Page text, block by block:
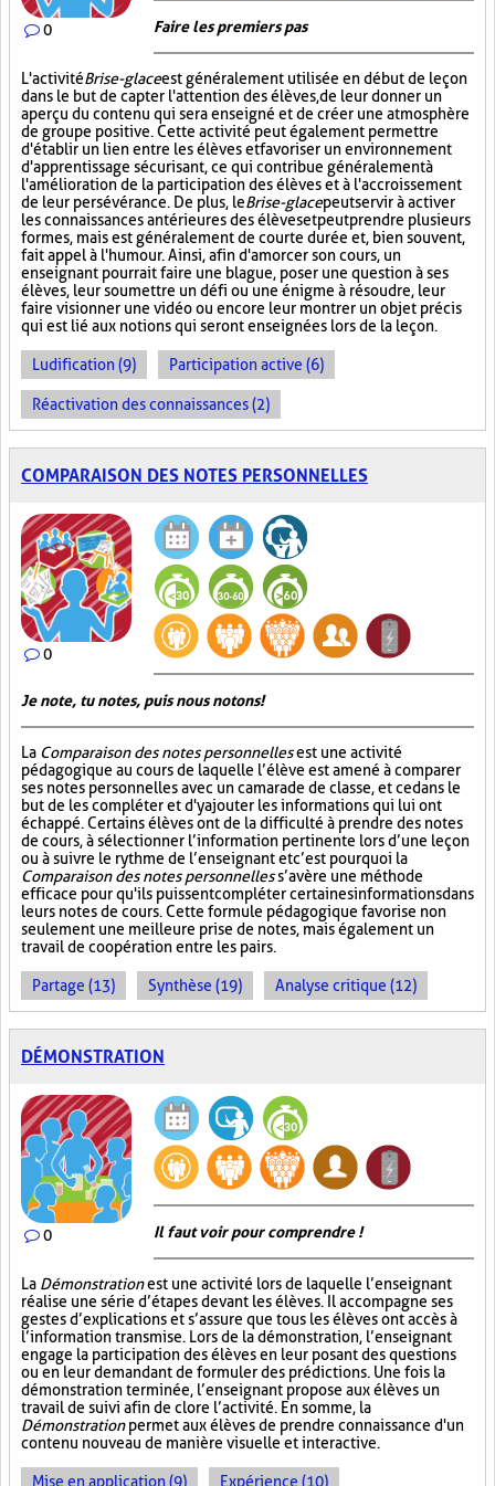
0 Faire les premiers pas
L'activitéBrise-glaceest généralement utilisée en début de leçon
dans le but de capter l'attention des élèves, de leur donner un
aperçu du contenu qui sera enseigné et de créer une atmosphère
de groupe positive. Cette activité peut également permettre
d'établir un lien entre les élèves et favoriser un environnement
d'apprentissage sécurisant, ce qui contribue généralement à
l'amélioration de la participation des élèves et à l'accroissement
de leur persévérance. De plus, leBrise-glacepeut servir à activer
les connaissances antérieures des élèves et peut prendre plusieurs
formes, mais est généralement de courte durée et, bien souvent,
fait appel à l'humour. Ainsi, afin d'amorcer son cours, un
enseignant pourrait faire une blague, poser une question à ses
élèves, leur soumettre un défi ou une énigme à résoudre, leur
faire visionner une vidéo ou encore leur montrer un objet précis
qui est lié aux notions qui seront enseignées lors de la leçon.
Ludification (9) Participation active (6)
Réactivation des connaissances (2)
COMPARAISON DES NOTES PERSONNELLES
0
Je note, tu notes, puis nous notons!
La Comparaison des notes personnellesest une activité
pédagogique au cours de laquelle l’élève est amené à comparer
ses notes personnelles avec un camarade de classe, et ce dans le
but de les compléter et d'y ajouter les informations qui lui ont
échappé. Certains élèves ont de la difficulté à prendre des notes
de cours, à sélectionner l’information pertinente lors d’une leçon
ou à suivre le rythme de l’enseignant et c’est pourquoi la
Comparaison des notes personnelless’avère une méthode
efficace pour qu'ils puissent compléter certaines informations dans
leurs notes de cours. Cette formule pédagogique favorise non
seulement une meilleure prise de notes, mais également un
travail de coopération entre les pairs.
Partage (13) Synthèse (19) Analyse critique (12)
DÉMONSTRATION
0 Il faut voir pour comprendre !
La Démonstrationest une activité lors de laquelle l’enseignant
réalise une série d’étapes devant les élèves. Il accompagne ses
gestes d’explications et s’assure que tous les élèves ont accès à
l’information transmise. Lors de la démonstration, l’enseignant
engage la participation des élèves en leur posant des questions
ou en leur demandant de formuler des prédictions. Une fois la
démonstration terminée, l’enseignant propose aux élèves un
travail de suivi afin de clore l’activité. En somme, la
Démonstrationpermet aux élèves de prendre connaissance d'un
contenu nouveau de manière visuelle et interactive.
Mise en application (9) Expérience (10)